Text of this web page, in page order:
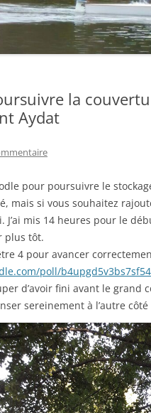
la
Aydat
pour poursuivre le
mais si vous souhaitez
J’ai mis 14 heures pour le
plus tôt.
4 pour avancer
poll/b4upgd5v3bs7sf54
d’avoir fini avant le grand
sereinement à l’autre